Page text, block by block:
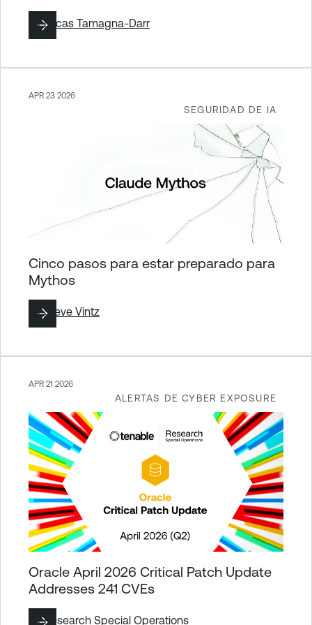
ByLucas Tamagna-Darr
SEGURIDAD DE IA
APR 23 2026
Cinco pasos para estar preparado para
Mythos
BySteve Vintz
ALERTAS DE CYBER EXPOSURE
APR 21 2026
Oracle April 2026 Critical Patch Update
Addresses 241 CVEs
ByResearch Special Operations